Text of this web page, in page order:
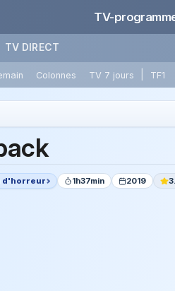
TV-
TV DIRECT
Colonnes TV 7 jours TF1
d'horreur 1h37min 2019